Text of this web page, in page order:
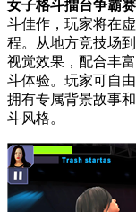
女子格斗擂台争霸赛
斗佳作，玩家将在
程。从地方竞技场
视觉效果，配合丰
斗体验。玩家可自
拥有专属背景故事
斗风格。